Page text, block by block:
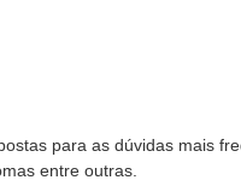
para as dúvidas mais
entre outras.